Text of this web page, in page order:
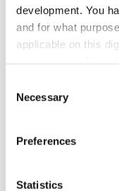
development. You
and for what
applicable on this
the Privacy trigger
Find out more
and set your
We use cookies to
Selection
Necessary
Preferences
Statistics
Lobbying Politik
2025-10-30, 10:44
civilsamhället
The Swedish
byrå med S-
som det som kan